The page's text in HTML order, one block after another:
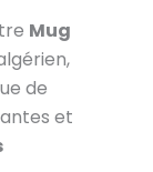
Mug
de
et